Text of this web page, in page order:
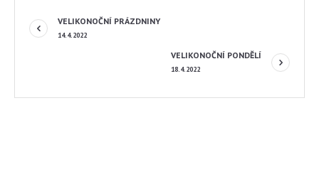
VELIKONOČNÍ PRÁZDNINY
14.4.2022
VELIKONOČNÍ PONDĚLÍ
18.4.2022